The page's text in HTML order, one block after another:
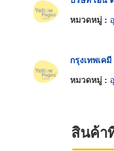
หมวดหมู่ :
กรุงเทพเคมี
หมวดหมู่ :
สินค้า